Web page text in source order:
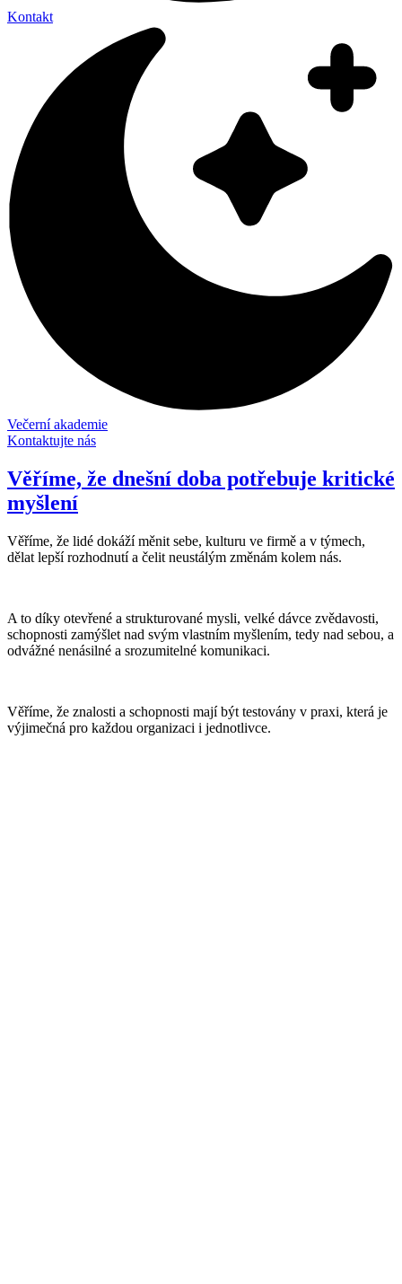
Kontakt
Večerní akademie
Kontaktujte nás
Věříme, že dnešní doba potřebuje kritické
myšlení
Věříme, že lidé dokáží měnit sebe, kulturu ve firmě a v týmech,
dělat lepší rozhodnutí a čelit neustálým změnám kolem nás.
A to díky otevřené a strukturované mysli, velké dávce zvědavosti,
schopnosti zamýšlet nad svým vlastním myšlením, tedy nad sebou, a
odvážné nenásilné a srozumitelné komunikaci.
Věříme, že znalosti a schopnosti mají být testovány v praxi, která je
výjimečná pro každou organizaci i jednotlivce.